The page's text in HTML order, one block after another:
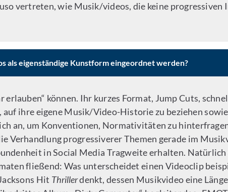
vertreten, wie Musik/videos, die keine
als eigenständige Kunstform eingeordnet werden?
erlauben“ können. Ihr kurzes Format, Jump Cuts,
auf ihre eigene Musik/Video-Historie zu beziehen
an, um Konventionen, Normativitäten zu
Verhandlung progressiverer Themen gerade im
in Social Media Tragweite erhalten.
fließend: Was unterscheidet einen Videoclip
Hit Thrillerdenkt, dessen Musikvideo eine